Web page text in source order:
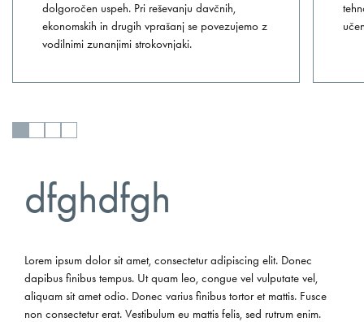
dolgoročen uspeh. Pri reševanju davčnih,
ekonomskih in drugih vprašanj se povezujemo z
vodilnimi zunanjimi strokovnjaki.
dfghdfgh
Lorem ipsum dolor sit amet, consectetur adipiscing elit. Donec
dapibus finibus tempus. Ut quam leo, congue vel vulputate vel,
aliquam sit amet odio. Donec varius finibus tortor et mattis. Fusce
non consectetur erat. Vestibulum eu mattis felis, sed rutrum enim.